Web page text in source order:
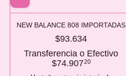
NEW BALANCE 808 IMPORTADAS
$93.634
Transferencia o Efectivo
$74.90720